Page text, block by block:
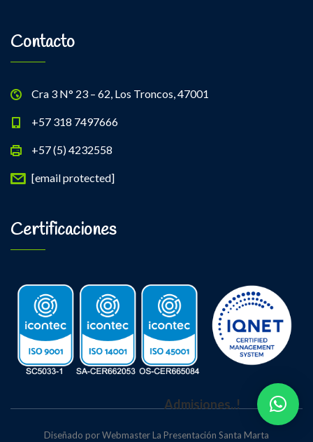
Contacto
Cra 3 N° 23 – 62, Los Troncos, 47001
+57 318 7497666
+57 (5) 4232558
[email protected]
Certificaciones
Diseñado por Webmaster La Presentación Santa Marta
Admisiones..!